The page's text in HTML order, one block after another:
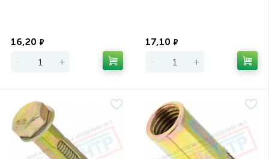
16,20 ₽
- +
17,10 ₽
- +